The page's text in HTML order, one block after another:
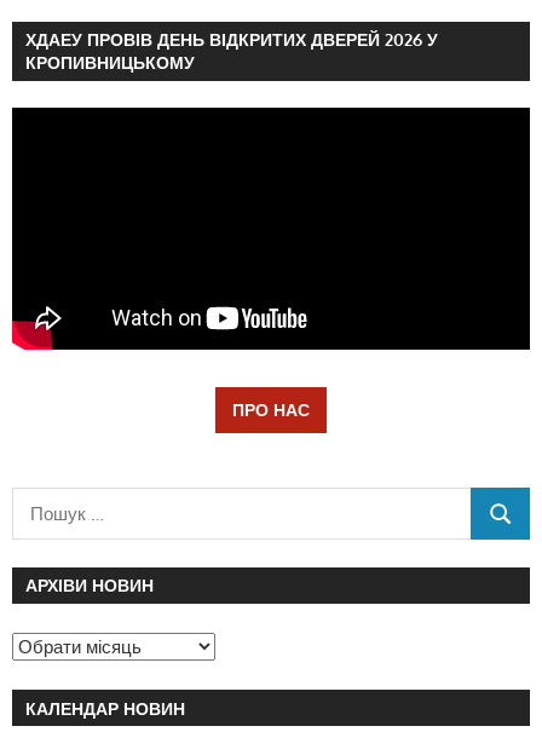
ХДАЕУ ПРОВІВ ДЕНЬ ВІДКРИТИХ ДВЕРЕЙ 2026 У
КРОПИВНИЦЬКОМУ
ПРО НАС
АРХІВИ НОВИН
КАЛЕНДАР НОВИН